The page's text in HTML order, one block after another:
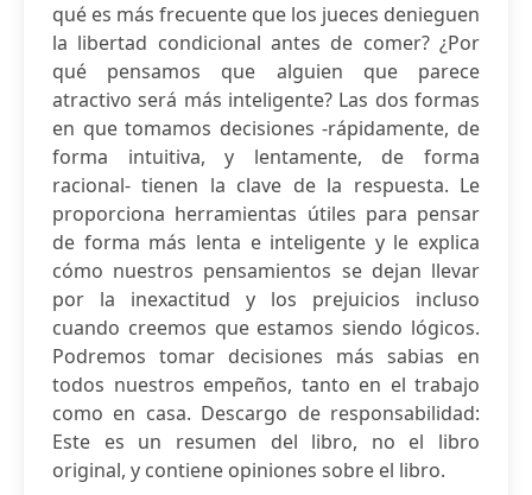
qué es más frecuente que los jueces denieguen
la libertad condicional antes de comer? ¿Por
qué pensamos que alguien que parece
atractivo será más inteligente? Las dos formas
en que tomamos decisiones -rápidamente, de
forma intuitiva, y lentamente, de forma
racional- tienen la clave de la respuesta. Le
proporciona herramientas útiles para pensar
de forma más lenta e inteligente y le explica
cómo nuestros pensamientos se dejan llevar
por la inexactitud y los prejuicios incluso
cuando creemos que estamos siendo lógicos.
Podremos tomar decisiones más sabias en
todos nuestros empeños, tanto en el trabajo
como en casa. Descargo de responsabilidad:
Este es un resumen del libro, no el libro
original, y contiene opiniones sobre el libro.